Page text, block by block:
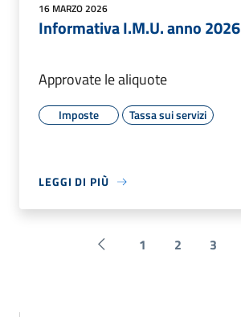
16 MARZO 2026
Informativa I.M.U. anno 2026
Approvate le aliquote
Imposte Tassa sui servizi
LEGGI DI PIÙ
Pagina precedente
1 2 3